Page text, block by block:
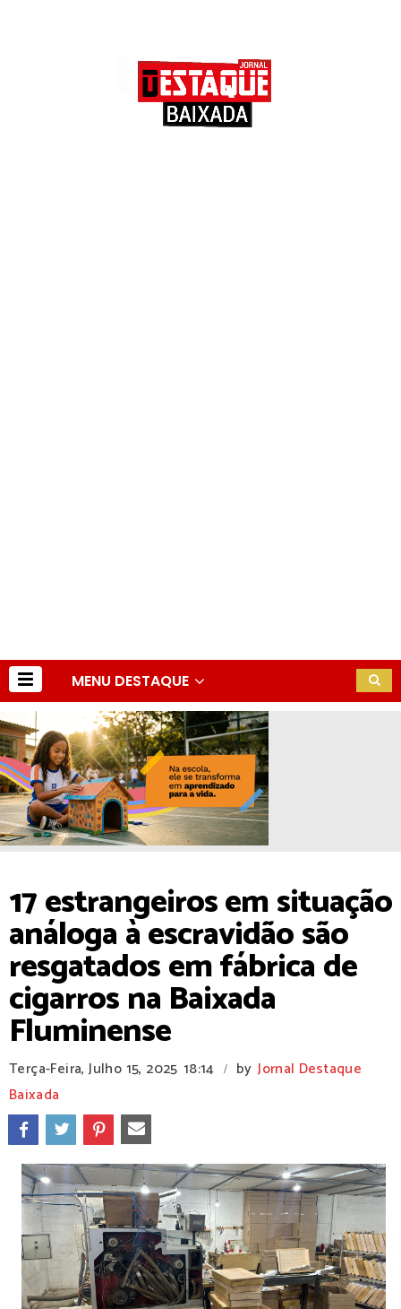
MENU DESTAQUE
17 estrangeiros em situação
análoga à escravidão são
resgatados em fábrica de
cigarros na Baixada
Fluminense
Terça-Feira, Julho 15, 2025 18:14 / by Jornal Destaque
Baixada